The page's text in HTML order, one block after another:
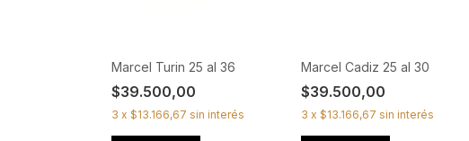
Marcel Turin 25 al 36
$39.500,00
3 x $13.166,67 sin interés
Marcel Cadiz 25 al 30
$39.500,00
3 x$13.166,67 sin interés